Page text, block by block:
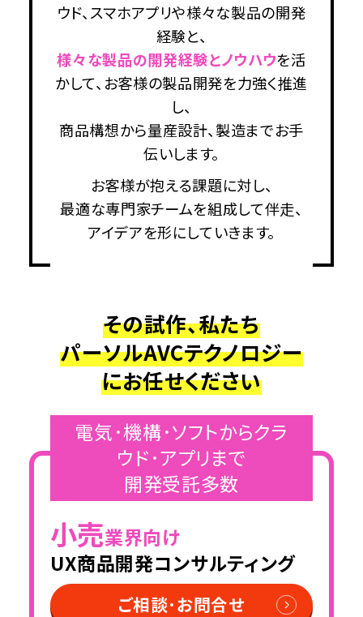
ウド、スマホアプリや様々な製品の開発
経験と、
様々な製品の開発経験とノウハウを活
かして、お客様の製品開発を力強く推進
し、
商品構想から量産設計、製造までお手
伝いします。
お客様が抱える課題に対し、
最適な専門家チームを組成して伴走、
アイデアを形にしていきます。
その試作、私たち
パーソルAVCテクノロジー
にお任せください
電気･機構･ソフトからクラ
ウド･アプリまで
開発受託多数
小売業界向け
UX商品開発コンサルティング
ご相談･お問合せ